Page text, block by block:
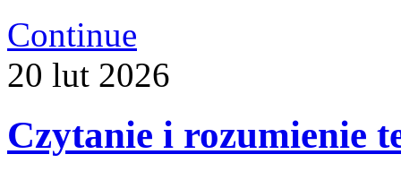
Continue
20 lut 2026
Czytanie i rozumienie